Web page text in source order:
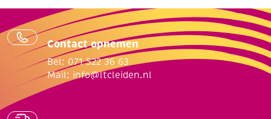
Contact opnemen
Bel: 071 522 36 63
Mail: info@ltcleiden.nl